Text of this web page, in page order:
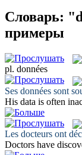
Словарь:
примеры
pl. données
Ses données sont
His data is often
Les docteurs ont
Doctors have